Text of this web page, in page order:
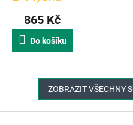
865 Kč
Do košíku
ZOBRAZIT VŠECHNY